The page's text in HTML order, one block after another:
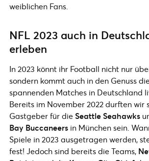
weiblichen Fans.
NFL 2023 auch in
erleben
In 2023 könnt ihr Football nicht nur
sondern kommt auch in den Genuss
spannenden Matches in Deutschland
Bereits im November 2022 durften wir
Gastgeber für die Seattle Seahawks
Bay Buccaneers in München sein.
Spiele in 2023 ausgetragen werden,
fest! Jedoch sind bereits die Teams,